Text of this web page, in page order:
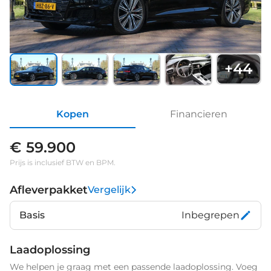
+44
Kopen Financieren
€ 59.900
Prijs is inclusief BTW en BPM.
AfleverpakketVergelijk
Basis Inbegrepen
Laadoplossing
We helpen je graag met een passende laadoplossing. Voeg